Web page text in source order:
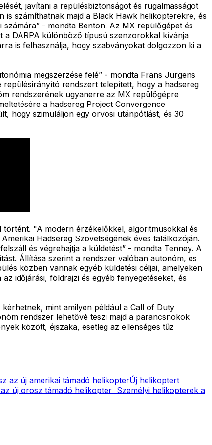
javítani a repülésbiztonságot és rugalmasságot
számíthatnak majd a Black Hawk helikopterekre, és
- mondta Benton. Az MX repülőgépet és
a DARPA különböző típusú szenzorokkal kívánja
is felhasználja, hogy szabványokat dolgozzon ki a
megszerzése felé” - mondta Frans Jurgens
rendszert telepített, hogy a hadsereg
rendszerének ugyanerre az MX repülőgépre
a hadsereg Project Convergence
hogy szimuláljon egy orvosi utánpótlást, és 30
"A modern érzékelőkkel, algoritmusokkal és
Hadsereg Szövetségének éves találkozóján.
és végrehajtja a küldetést” - mondta Tenney. A
Állítása szerint a rendszer valóban autonóm, és
közben vannak egyéb küldetési céljai, amelyeken
időjárási, földrajzi és egyéb fenyegetéseket, és
mint amilyen például a Call of Duty
rendszer lehetővé teszi majd a parancsnokok
között, éjszaka, esetleg az ellenséges tűz
az új amerikai támadó helikopterÚj helikoptert
új orosz támadó helikopter Személyi helikopterek a